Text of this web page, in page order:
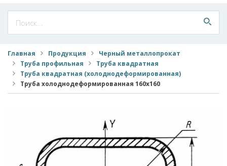
Главная Продукция
Черный металлопрокат
Труба профильная
Труба квадратная
Труба квадратная (холоднодеформированная)
Труба холоднодеформированная 160x160